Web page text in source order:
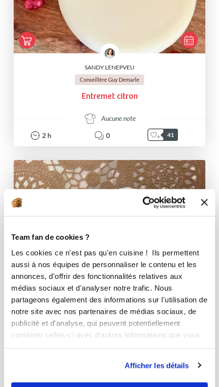
Team fan de cookies ?
Les cookies ce n'est pas qu'en cuisine ! Ils permettent
aussi à nos équipes de personnaliser le contenu et les
annonces, d'offrir des fonctionnalités relatives aux
médias sociaux et d'analyser notre trafic. Nous
partageons également des informations sur l'utilisation de
notre site avec nos partenaires de médias sociaux, de
publicité et d'analyse, qui peuvent potentiellement
combiner celles-ci avec d'autres informations que vous
Afficher les détails
SANDY LENEPVEU
Conseillère Guy Demarle
Entremet citron
Aucune note
2 h 0 41
SANDY LENEPVEU